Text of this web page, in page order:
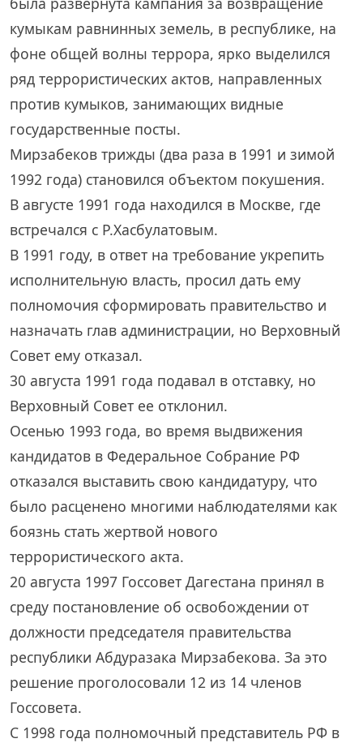
кумыкам равнинных земель, в республике, на
фоне общей волны террора, ярко выделился
ряд террористических актов, направленных
против кумыков, занимающих видные
государственные посты.
Мирзабеков трижды (два раза в 1991 и зимой
1992 года) становился объектом покушения.
В августе 1991 года находился в Москве, где
встречался с Р.Хасбулатовым.
В 1991 году, в ответ на требование укрепить
исполнительную власть, просил дать ему
полномочия сформировать правительство и
назначать глав администрации, но Верховный
Совет ему отказал.
30 августа 1991 года подавал в отставку, но
Верховный Совет ее отклонил.
Осенью 1993 года, во время выдвижения
кандидатов в Федеральное Собрание РФ
отказался выставить свою кандидатуру, что
было расценено многими наблюдателями как
боязнь стать жертвой нового
террористического акта.
20 августа 1997 Госсовет Дагестана принял в
среду постановление об освобождении от
должности председателя правительства
республики Абдуразака Мирзабекова. За это
решение проголосовали 12 из 14 членов
Госсовета.
С 1998 года полномочный представитель РФ в